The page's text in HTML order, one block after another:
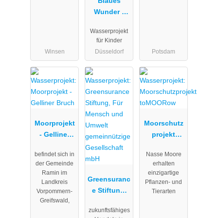
Winsen
Wunder -
kt -
globales
Bildungs- /
Lernangebot
für
nachhaltige
Entwicklung
Wasserprojekt
für Kinder
Düsseldorf
Potsdam
Moorprojekt
- Gelliner
befindet sich in
der Gemeinde
Ramin im
Landkreis
Vorpommern-
Greifswald,
Greensuranc
e Stiftung,
und Umwelt
zukunftsfähiges
Moorschutz
projekt
Nasse Moore
erhalten
einzigartige
Pflanzen- und
Tierarten